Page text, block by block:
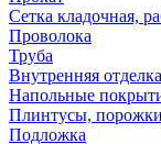
Сетка кладочная,
Проволока
Труба
Внутренняя отделка
Напольные
Плинтусы, порожки
Подложка